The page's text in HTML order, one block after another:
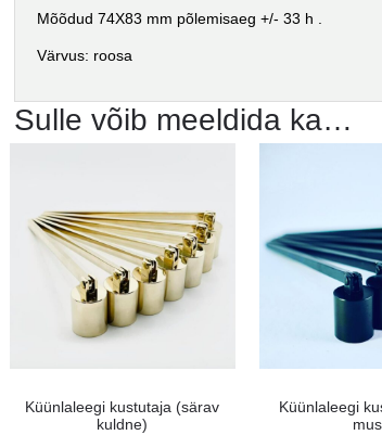
Mõõdud 74X83 mm põlemisaeg +/- 33 h .
Värvus: roosa
Sulle võib meeldida ka…
Küünlaleegi kustutaja (särav
kuldne)
Küünlaleegi